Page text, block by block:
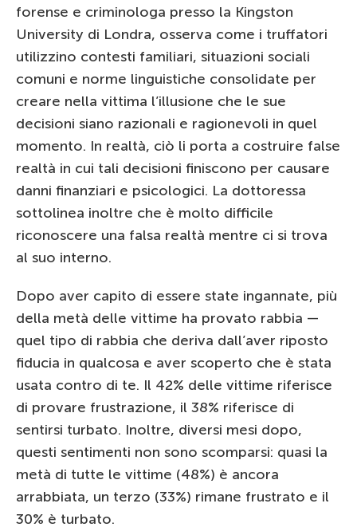
forense e criminologa presso la Kingston
University di Londra, osserva come i truffatori
utilizzino contesti familiari, situazioni sociali
comuni e norme linguistiche consolidate per
creare nella vittima l’illusione che le sue
decisioni siano razionali e ragionevoli in quel
momento. In realtà, ciò li porta a costruire false
realtà in cui tali decisioni finiscono per causare
danni finanziari e psicologici. La dottoressa
sottolinea inoltre che è molto difficile
riconoscere una falsa realtà mentre ci si trova
al suo interno.
Dopo aver capito di essere state ingannate, più
della metà delle vittime ha provato rabbia —
quel tipo di rabbia che deriva dall’aver riposto
fiducia in qualcosa e aver scoperto che è stata
usata contro di te. Il 42% delle vittime riferisce
di provare frustrazione, il 38% riferisce di
sentirsi turbato. Inoltre, diversi mesi dopo,
questi sentimenti non sono scomparsi: quasi la
metà di tutte le vittime (48%) è ancora
arrabbiata, un terzo (33%) rimane frustrato e il
30% è turbato.